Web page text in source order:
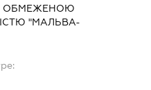
ОБМЕЖЕНОЮ
"МАЛЬВА-